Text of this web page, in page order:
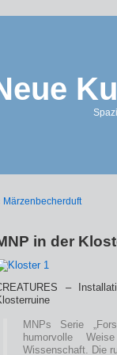
Märzenbecherduft
in der
–
MNPs Serie
humorvolle
Wissenschaft. Die